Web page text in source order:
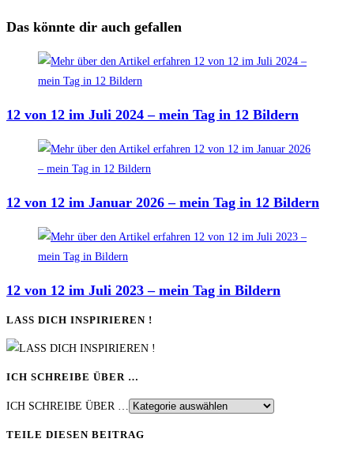
Das könnte dir auch gefallen
12 von 12 im Juli 2024 – mein Tag in 12 Bildern
12 von 12 im Januar 2026 – mein Tag in 12 Bildern
12 von 12 im Juli 2023 – mein Tag in Bildern
LASS DICH INSPIRIEREN !
ICH SCHREIBE ÜBER …
ICH SCHREIBE ÜBER …
TEILE DIESEN BEITRAG